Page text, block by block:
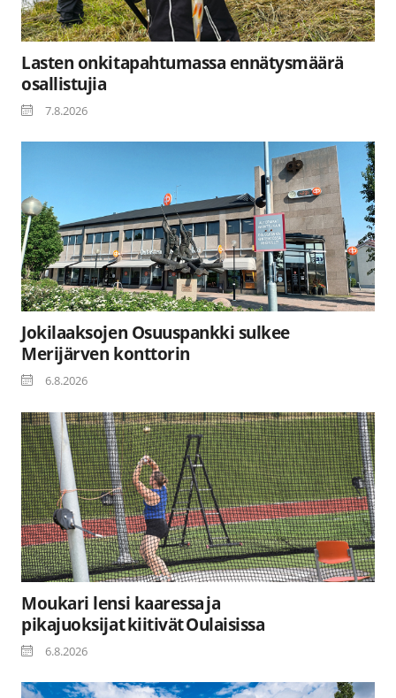
Lasten onkitapahtumassa ennätysmäärä
osallistujia
7.8.2026
Jokilaaksojen Osuuspankki sulkee
Merijärven konttorin
6.8.2026
Moukari lensi kaaressa ja
pikajuoksijat kiitivät Oulaisissa
6.8.2026